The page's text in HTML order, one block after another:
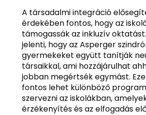
A társadalmi integráció
érdekében fontos, hogy az
támogassák az inkluzív
jelenti, hogy az Asperger
gyermekeket együtt tanítják
társaikkal, ami hozzájárulhat
jobban megértsék egymást.
fontos lehet különböző
szervezni az iskolákban,
érzékenyítés és az elfogadás